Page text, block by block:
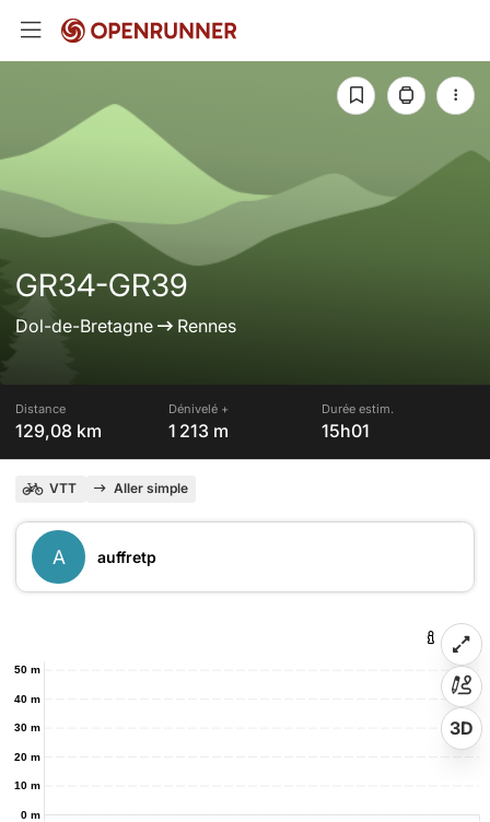
GR34-GR39
Dol-de-Bretagne Rennes
Distance
129,08 km
Dénivelé +
1 213 m
Durée estim.
15h01
VTT Aller simple
A auffretp
0 m
10 m
20 m
30 m
40 m
50 m
3D